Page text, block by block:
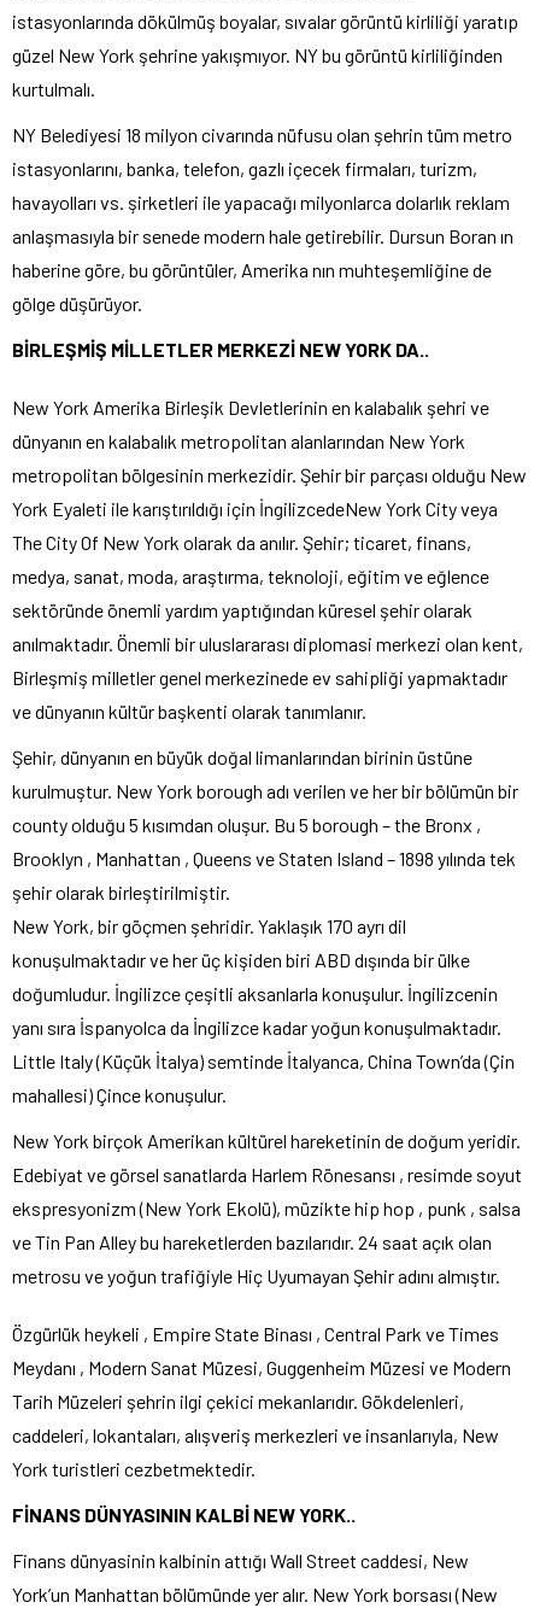
istasyonlarında dökülmüş boyalar, sıvalar görüntü kirliliği yaratıp
güzel New York şehrine yakışmıyor. NY bu görüntü kirliliğinden
kurtulmalı.
NY Belediyesi 18 milyon civarında nüfusu olan şehrin tüm metro
istasyonlarını, banka, telefon, gazlı içecek firmaları, turizm,
havayolları vs. şirketleri ile yapacağı milyonlarca dolarlık reklam
anlaşmasıyla bir senede modern hale getirebilir. Dursun Boran ın
haberine göre, bu görüntüler, Amerika nın muhteşemliğine de
gölge düşürüyor.
BİRLEŞMİŞ MİLLETLER MERKEZİ NEW YORK DA..
New York Amerika Birleşik Devletlerinin en kalabalık şehri ve
dünyanın en kalabalık metropolitan alanlarından New York
metropolitan bölgesinin merkezidir. Şehir bir parçası olduğu New
York Eyaleti ile karıştırıldığı için İngilizcedeNew York City veya
The City Of New York olarak da anılır. Şehir; ticaret, finans,
medya, sanat, moda, araştırma, teknoloji, eğitim ve eğlence
sektöründe önemli yardım yaptığından küresel şehir olarak
anılmaktadır. Önemli bir uluslararası diplomasi merkezi olan kent,
Birleşmiş milletler genel merkezinede ev sahipliği yapmaktadır
ve dünyanın kültür başkenti olarak tanımlanır.
Şehir, dünyanın en büyük doğal limanlarından birinin üstüne
kurulmuştur. New York borough adı verilen ve her bir bölümün bir
county olduğu 5 kısımdan oluşur. Bu 5 borough – the Bronx ,
Brooklyn , Manhattan , Queens ve Staten Island – 1898 yılında tek
şehir olarak birleştirilmiştir.
New York, bir göçmen şehridir. Yaklaşık 170 ayrı dil
konuşulmaktadır ve her üç kişiden biri ABD dışında bir ülke
doğumludur. İngilizce çeşitli aksanlarla konuşulur. İngilizcenin
yanı sıra İspanyolca da İngilizce kadar yoğun konuşulmaktadır.
Little Italy (Küçük İtalya) semtinde İtalyanca, China Town’da (Çin
mahallesi) Çince konuşulur.
New York birçok Amerikan kültürel hareketinin de doğum yeridir.
Edebiyat ve görsel sanatlarda Harlem Rönesansı , resimde soyut
ekspresyonizm (New York Ekolü), müzikte hip hop , punk , salsa
ve Tin Pan Alley bu hareketlerden bazılarıdır. 24 saat açık olan
metrosu ve yoğun trafiğiyle Hiç Uyumayan Şehir adını almıştır.
Özgürlük heykeli , Empire State Binası , Central Park ve Times
Meydanı , Modern Sanat Müzesi, Guggenheim Müzesi ve Modern
Tarih Müzeleri şehrin ilgi çekici mekanlarıdır. Gökdelenleri,
caddeleri, lokantaları, alışveriş merkezleri ve insanlarıyla, New
York turistleri cezbetmektedir.
FİNANS DÜNYASININ KALBİ NEW YORK..
Finans dünyasinin kalbinin attığı Wall Street caddesi, New
York’un Manhattan bölümünde yer alır. New York borsası (New